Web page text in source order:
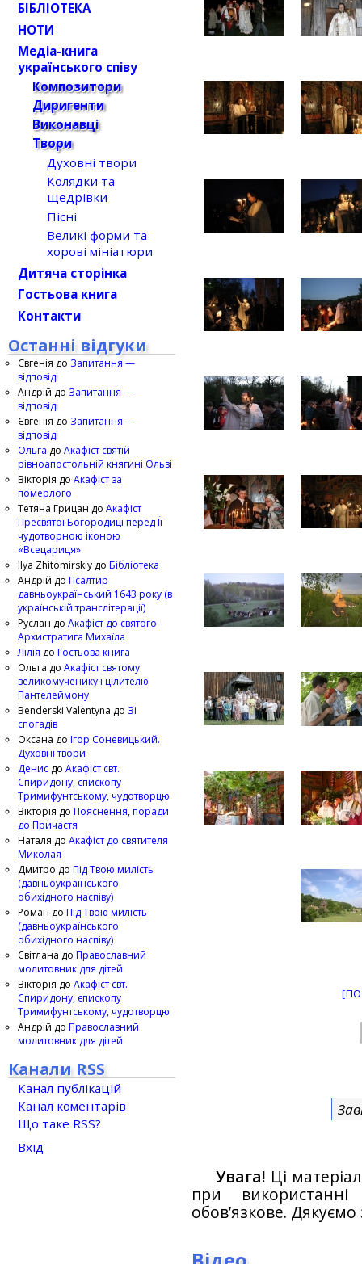
Увага! Ці
при
обов’язкове.
БІБЛІОТЕКА
НОТИ
Медіа-книга
українського співу
Композитори
Диригенти
Виконавці
Твори
Духовні твори
Колядки та
щедрівки
Пісні
Великі форми та
хорові мініатюри
Дитяча сторінка
Гостьова книга
Контакти
Останні відгуки
Євгенія до Запитання —
відповіді
Андрій до Запитання —
відповіді
Євгенія до Запитання —
відповіді
Ольга до Акафіст святій
рівноапостольній княгині Ользі
Вікторія до Акафіст за
померлого
Тетяна Грицан до Акафіст
Пресвятої Богородиці перед Її
чудотворною іконою
«Всецариця»
Ilya Zhitomirskiy до Бібліотека
Андрій до Псалтир
давньоукраїнський 1643 року (в
українській транслітерації)
Руслан до Акафіст до святого
Архистратига Михаїла
Лілія до Гостьова книга
Ольга до Акафіст святому
великомученику і цілителю
Пантелеймону
Benderski Valentyna до Зі
спогадів
Оксана до Ігор Соневицький.
Духовні твори
Денис до Акафіст свт.
Спиридону, єпископу
Тримифунтському, чудотворцю
Вікторія до Пояснення, поради
до Причастя
Наталя до Акафіст до святителя
Миколая
Дмитро до Під Твою милість
(давньоукраїнського
обихідного наспіву)
Роман до Під Твою милість
(давньоукраїнського
обихідного наспіву)
Світлана до Православний
молитовник для дітей
Вікторія до Акафіст свт.
Спиридону, єпископу
Тримифунтському, чудотворцю
Андрій до Православний
молитовник для дітей
Канали RSS
Канал публікацій
Канал коментарів
Що таке RSS?
Вхід